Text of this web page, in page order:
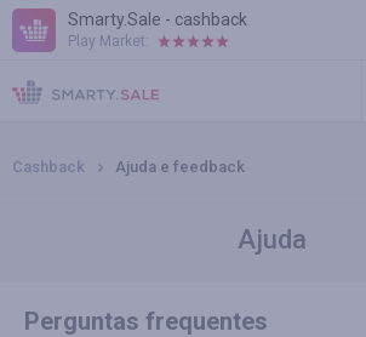
Smarty.Sale - cashback
Play Market:
AJUDA
TERMOS DE USO
Cashback Ajuda e feedback
Ajuda
Perguntas frequentes